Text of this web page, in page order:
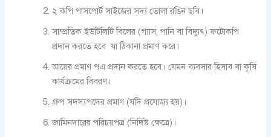
২ কপি পাসপোর্ট সাইজের সদ্য তোলা রঙিন ছবি।
সাম্প্রতিক ইউটিলিটি বিলের (গ্যাস, পানি বা বিদ্যুৎ) ফটোকপি
প্রদান করতে হবে যা ঠিকানা প্রমাণ করে।
আয়ের প্রমাণ পএ প্রদান করতে হবে। যেমন ব্যবসার হিসাব বা কৃষি
কার্যক্রমের বিবরণ।
গ্রুপ সদস্যপদের প্রমাণ (যদি প্রযোজ্য হয়)।
জামিনদারের পরিচয়পত্র (নির্দিষ্ট ক্ষেত্রে)।